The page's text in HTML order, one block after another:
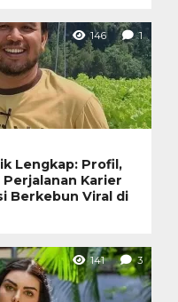
146 1
Lengkap: Profil,
Karier
Berkebun Viral di
141 3